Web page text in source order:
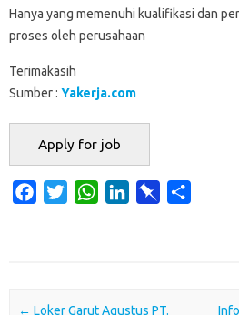
Hanya yang memenuhi kualifikasi dan
proses oleh perusahaan
Terimakasih
Sumber : Yakerja.com
o
e
W
A
d
a
Post navigation
← Loker Garut Agustus PT.